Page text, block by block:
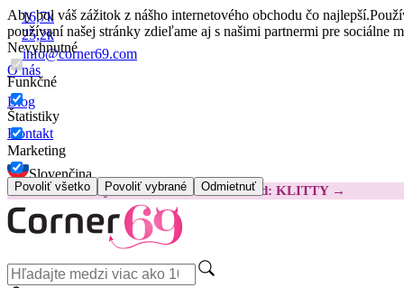
Aby bol váš zážitok z nášho internetového obchodu čo najlepší.
používaní našej stránky zdieľame aj s našimi partnermi pre sociálne
Nevyhnutné
Funkčné
Štatistiky
Marketing
Povoliť všetko Povoliť vybrané Odmietnuť
16,7k
25,2k
info@corner69.com
O nás
Blog
Kontakt
Slovenčina
😽Svakom Klitty: O 15 € LACNEJŠIEKód: KLITTY →